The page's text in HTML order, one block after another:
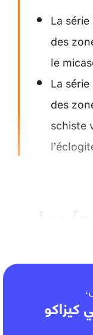
La
des
le
La
des
schiste
كيزاكو